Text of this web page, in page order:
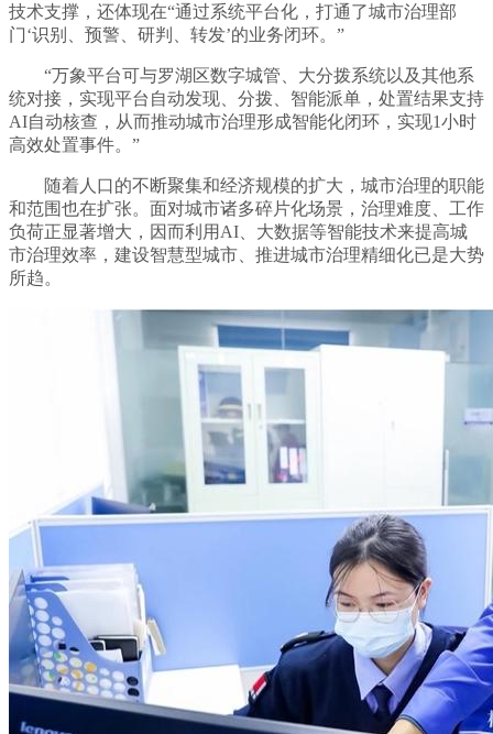
技术支撑，还体现在“通过系统平台化，打通了城市治理部
门‘识别、预警、研判、转发’的业务闭环。”
“万象平台可与罗湖区数字城管、大分拨系统以及其他系
统对接，实现平台自动发现、分拨、智能派单，处置结果支持
AI自动核查，从而推动城市治理形成智能化闭环，实现1小时
高效处置事件。”
随着人口的不断聚集和经济规模的扩大，城市治理的职能
和范围也在扩张。面对城市诸多碎片化场景，治理难度、工作
负荷正显著增大，因而利用AI、大数据等智能技术来提高城
市治理效率，建设智慧型城市、推进城市治理精细化已是大势
所趋。